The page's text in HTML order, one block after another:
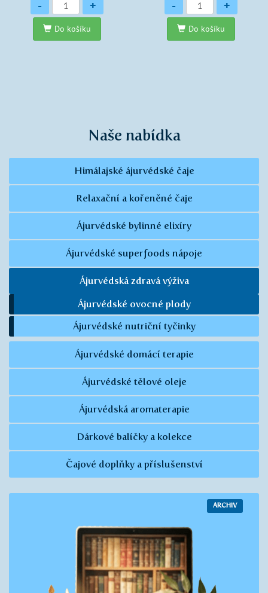
Množství
- +
Do košíku
Množství
- +
Do košíku
Naše nabídka
Himálajské ájurvédské čaje
Relaxační a kořeněné čaje
Ájurvédské bylinné elixíry
Ájurvédské superfoods nápoje
Ájurvédská zdravá výživa
Ájurvédské ovocné plody
Ájurvédské nutriční tyčinky
Ájurvédské domácí terapie
Ájurvédské tělové oleje
Ájurvédská aromaterapie
Dárkové balíčky a kolekce
Čajové doplňky a příslušenství
ARCHIV